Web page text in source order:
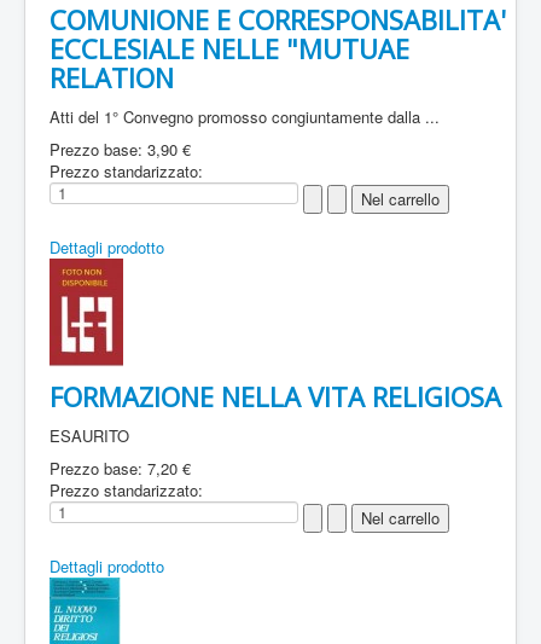
COMUNIONE E CORRESPONSABILITA'
ECCLESIALE NELLE "MUTUAE
RELATION
Atti del 1° Convegno promosso congiuntamente dalla ...
Prezzo base: 3,90 €
Prezzo standarizzato:
Dettagli prodotto
FORMAZIONE NELLA VITA RELIGIOSA
ESAURITO
Prezzo base: 7,20 €
Prezzo standarizzato:
Dettagli prodotto